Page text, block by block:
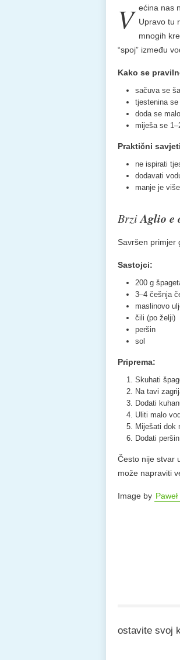
V ećina nas
Upravo tu
mnogih
“spoj” između
Kako se
sačuva se
tjestenina
doda se
miješa se
Praktični savjeti
ne ispirati
dodavati
manje je
BrziAglio e
Savršen primjer
Sastojci:
200 g
3–4 češnja
maslinovo
čili (po želji)
peršin
sol
Priprema:
Skuhati
Na tavi
Dodati
Uliti malo
Miješati dok
Dodati
Često nije stvar
može napraviti
Image by
ostavite svoj